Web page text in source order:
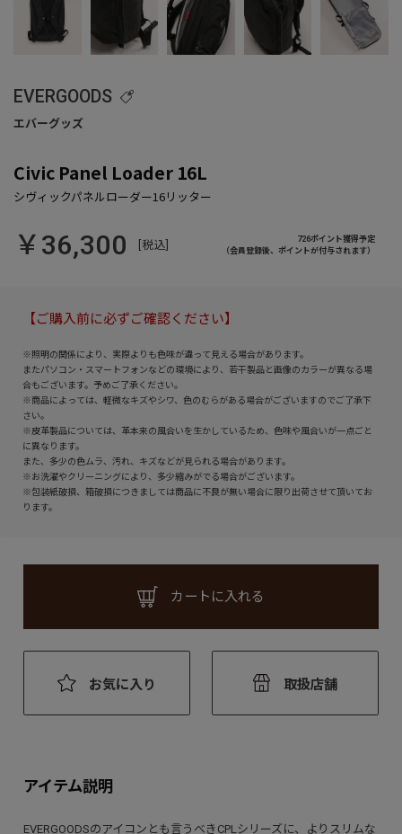
EVERGOODS
Civic Panel Loader 16L
￥36,300 [税込]
726ポイント獲得予定
（会員登録後、ポイントが付与されます）
【ご購入前に必ずご確認ください】
※照明の関係により、実際よりも色味が違って見える場合があります。
またパソコン・スマートフォンなどの環境により、若干製品と画像のカラーが異なる場
合もございます。予めご了承ください。
※商品によっては、軽微なキズやシワ、色のむらがある場合がございますのでご了承下
さい。
※皮革製品については、革本来の風合いを生かしているため、色味や風合いが一点ごと
に異なります。
また、多少の色ムラ、汚れ、キズなどが見られる場合があります。
※お洗濯やクリーニングにより、多少縮みがでる場合がございます。
※包装紙破損、箱破損につきましては商品に不良が無い場合に限り出荷させて頂いてお
ります。
カートに入れる
お気に入り 取扱店舗
アイテム説明
EVERGOODSのアイコンとも言うべきCPLシリーズに、よりスリムな